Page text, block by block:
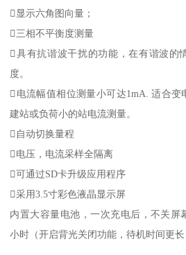
显示六角图向量；
三相不平衡度测量
具有抗谐波干扰的功能，在有谐波的
度。
电流幅值相位测量小可达1mA. 适合变
建站或负荷小的站电流测量。
自动切换量程
电压，电流采样全隔离
可通过SD卡升级应用程序
采用3.5寸彩色液晶显示屏
内置大容量电池，一次充电后，不关屏
小时（开启背光关闭功能，待机时间更长